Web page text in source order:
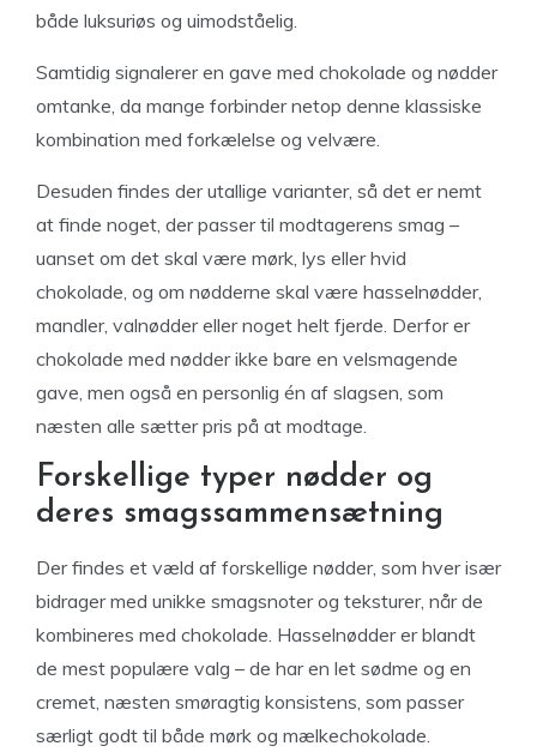
både luksuriøs og uimodståelig.
Samtidig signalerer en gave med chokolade og nødder
omtanke, da mange forbinder netop denne klassiske
kombination med forkælelse og velvære.
Desuden findes der utallige varianter, så det er nemt
at finde noget, der passer til modtagerens smag –
uanset om det skal være mørk, lys eller hvid
chokolade, og om nødderne skal være hasselnødder,
mandler, valnødder eller noget helt fjerde. Derfor er
chokolade med nødder ikke bare en velsmagende
gave, men også en personlig én af slagsen, som
næsten alle sætter pris på at modtage.
Forskellige typer nødder og
deres smagssammensætning
Der findes et væld af forskellige nødder, som hver især
bidrager med unikke smagsnoter og teksturer, når de
kombineres med chokolade. Hasselnødder er blandt
de mest populære valg – de har en let sødme og en
cremet, næsten smøragtig konsistens, som passer
særligt godt til både mørk og mælkechokolade.